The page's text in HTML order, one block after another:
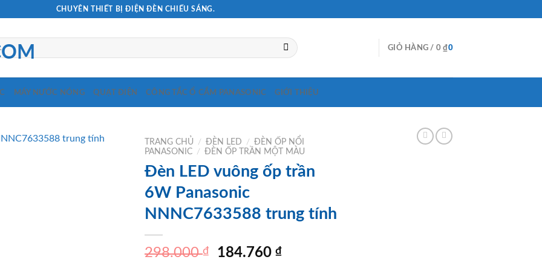
CHUYÊN THIẾT BỊ ĐIỆN ĐÈN CHIẾU SÁNG.
GIỎ HÀNG / 0₫0
MÁY NƯỚC NÓNG QUẠT ĐIỆN CÔNG TẮC Ổ CẮM PANASONIC GIỚI THIỆU
TRANG CHỦ / ĐÈN LED / ĐÈN ỐP NỔI
PANASONIC / ĐÈN ỐP TRẦN MỘT MÀU
Đèn LED vuông ốp trần
6W Panasonic
NNNC7633588 trung tính
298.000₫
Giá
184.760₫Giá